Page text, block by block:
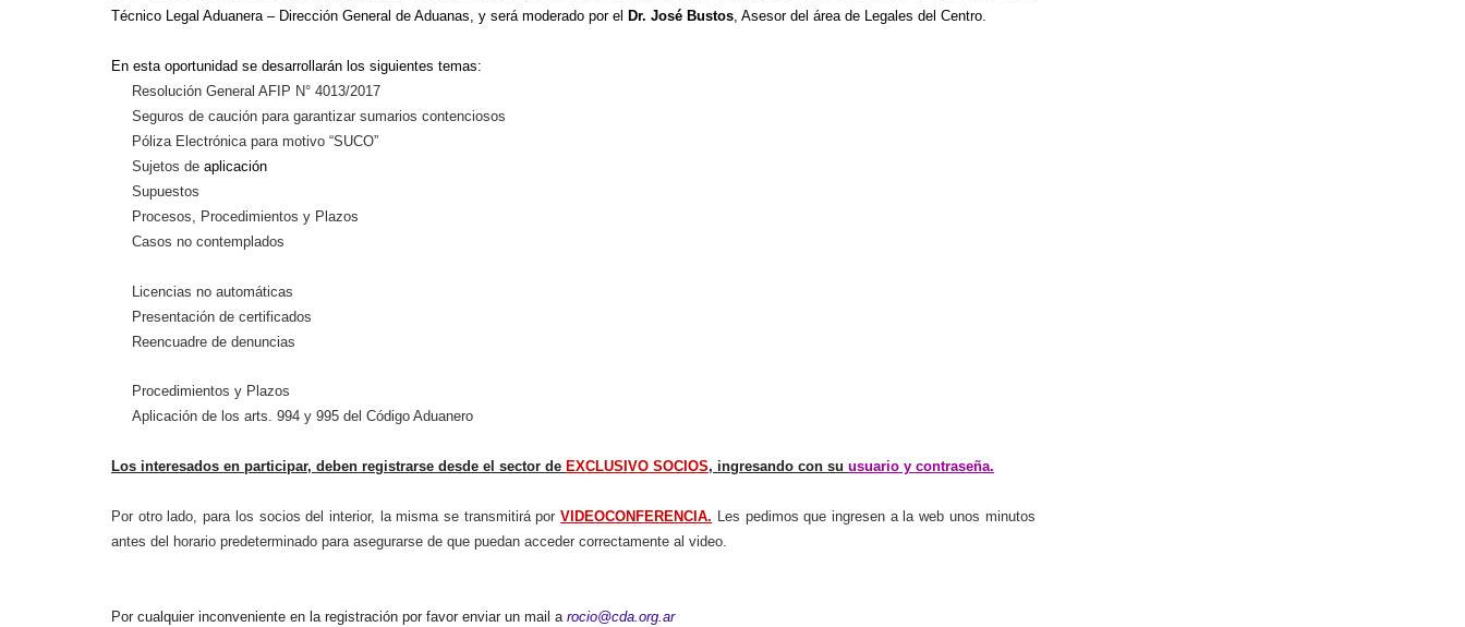
Técnico Legal Aduanera – Dirección General de Aduanas, y será moderado por el Dr. José Bustos, Asesor del área de Legales del Centro.
En esta oportunidad se desarrollarán los siguientes temas:
Resolución General AFIP N° 4013/2017
Seguros de caución para garantizar sumarios contenciosos
Póliza Electrónica para motivo “SUCO”
Sujetos de aplicación
Supuestos
Procesos, Procedimientos y Plazos
Casos no contemplados
Licencias no automáticas
Presentación de certificados
Reencuadre de denuncias
Procedimientos y Plazos
Aplicación de los arts. 994 y 995 del Código Aduanero
Los interesados en participar, deben registrarse desde el sector de EXCLUSIVO SOCIOS, ingresando con su usuario y contraseña.
Por otro lado, para los socios del interior, la misma se transmitirá porVIDEOCONFERENCIA. Les pedimos que ingresen a la web unos minutos
antes del horario predeterminado para asegurarse de que puedan acceder correctamente al video.
Por cualquier inconveniente en la registración por favor enviar un mail a rocio@cda.org.ar